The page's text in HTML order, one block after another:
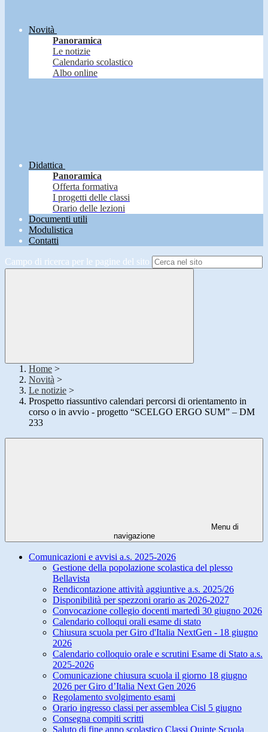
Novità
Panoramica
Le notizie
Calendario scolastico
Albo online
Didattica
Panoramica
Offerta formativa
I progetti delle classi
Orario delle lezioni
Documenti utili
Modulistica
Contatti
Campo di ricerca per le pagine del sito
Home >
Novità >
Le notizie >
Prospetto riassuntivo calendari percorsi di orientamento in
corso o in avvio - progetto “SCELGO ERGO SUM” – DM
233
Menu di
navigazione
Comunicazioni e avvisi a.s. 2025-2026
Gestione della popolazione scolastica del plesso
Bellavista
Rendicontazione attività aggiuntive a.s. 2025/26
Disponibilità per spezzoni orario as 2026-2027
Convocazione collegio docenti martedì 30 giugno 2026
Calendario colloqui orali esame di stato
Chiusura scuola per Giro d'Italia NextGen - 18 giugno
2026
Calendario colloquio orale e scrutini Esame di Stato a.s.
2025-2026
Comunicazione chiusura scuola il giorno 18 giugno
2026 per Giro d’Italia Next Gen 2026
Regolamento svolgimento esami
Orario ingresso classi per assemblea Cisl 5 giugno
Consegna compiti scritti
Saluto di fine anno scolastico Classi Quinte Scuola